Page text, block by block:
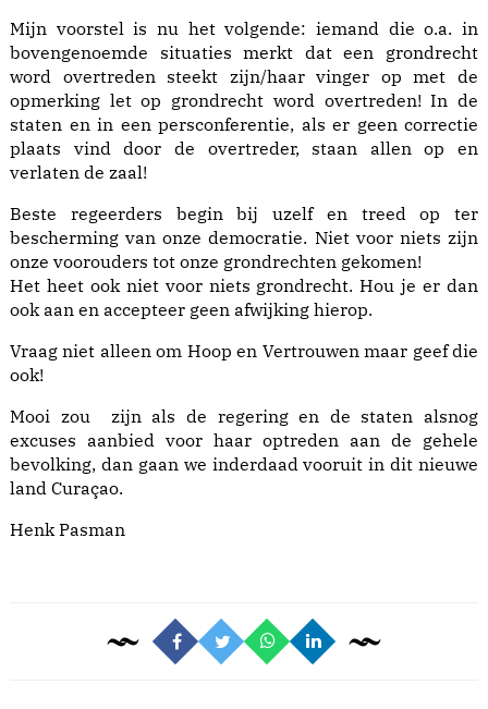
Mijn voorstel is nu het volgende: iemand die o.a. in
bovengenoemde situaties merkt dat een grondrecht
word overtreden steekt zijn/haar vinger op met de
opmerking let op grondrecht word overtreden! In de
staten en in een persconferentie, als er geen correctie
plaats vind door de overtreder, staan allen op en
verlaten de zaal!
Beste regeerders begin bij uzelf en treed op ter
bescherming van onze democratie. Niet voor niets zijn
onze voorouders tot onze grondrechten gekomen!
Het heet ook niet voor niets grondrecht. Hou je er dan
ook aan en accepteer geen afwijking hierop.
Vraag niet alleen om Hoop en Vertrouwen maar geef die
ook!
Mooi zou zijn als de regering en de staten alsnog
excuses aanbied voor haar optreden aan de gehele
bevolking, dan gaan we inderdaad vooruit in dit nieuwe
land Curaçao.
Henk Pasman